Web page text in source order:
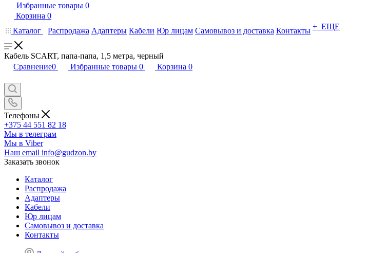
Избранные товары 0
Корзина 0
Каталог
Распродажа Адаптеры Кабели Юр лицам Самовывоз и доставка Контакты + ЕЩЕ
Кабель SCART, папа-папа, 1,5 метра, черный
Сравнение0 Избранные товары 0 Корзина 0
Телефоны
+375 44 551 82 18
Мы в телеграм
Мы в Viber
Наш email info@gudzon.by
Заказать звонок
Каталог
Распродажа
Адаптеры
Кабели
Юр лицам
Самовывоз и доставка
Контакты